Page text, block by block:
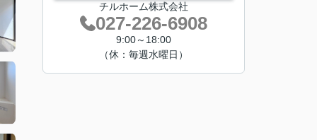
チルホーム株式会社
027-226-6908
9:00～18:00
（休：毎週水曜日）